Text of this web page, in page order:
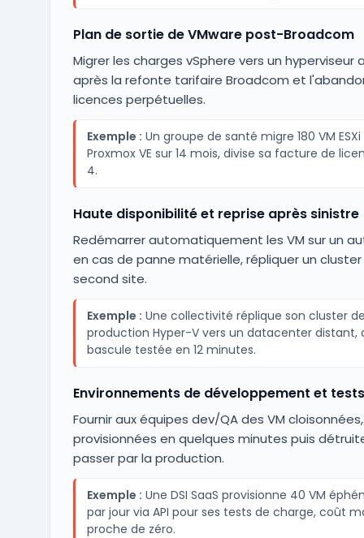
Plan de sortie de VMware post-Broadcom
Migrer les charges vSphere vers un hyperviseur
après la refonte tarifaire Broadcom et
licences perpétuelles.
Exemple : Un groupe de santé migre 180 VM ESXi
Proxmox VE sur 14 mois, divise sa facture de
4.
Haute disponibilité et reprise après sinistre
Redémarrer automatiquement les VM sur un
en cas de panne matérielle, répliquer un cluster
second site.
Exemple : Une collectivité réplique son cluster
production Hyper-V vers un datacenter distant,
bascule testée en 12 minutes.
Environnements de développement et
Fournir aux équipes dev/QA des VM cloisonnées,
provisionnées en quelques minutes puis
passer par la production.
Exemple : Une DSI SaaS provisionne 40 VM
par jour via API pour ses tests de charge, coût
proche de zéro.